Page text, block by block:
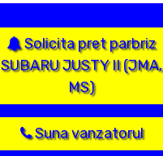
Solicita pret parbriz
SUBARU JUSTY II (JMA,
MS)
Suna vanzatorul